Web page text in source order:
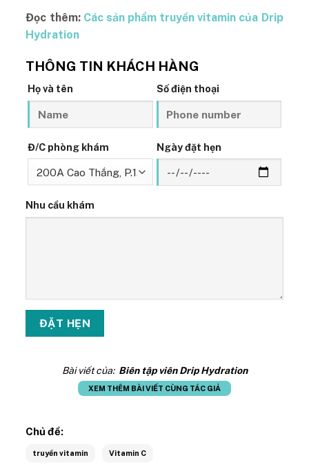
Đọc thêm: Các sản phẩm truyền vitamin của Drip
Hydration
THÔNG TIN KHÁCH HÀNG
Họ và tên Số điện thoại
Đ/C phòng khám Ngày đặt hẹn
Nhu cầu khám
Bài viết của: Biên tập viên Drip Hydration
XEM THÊM BÀI VIẾT CÙNG TÁC GIẢ
Chủ đề:
truyền vitamin Vitamin C